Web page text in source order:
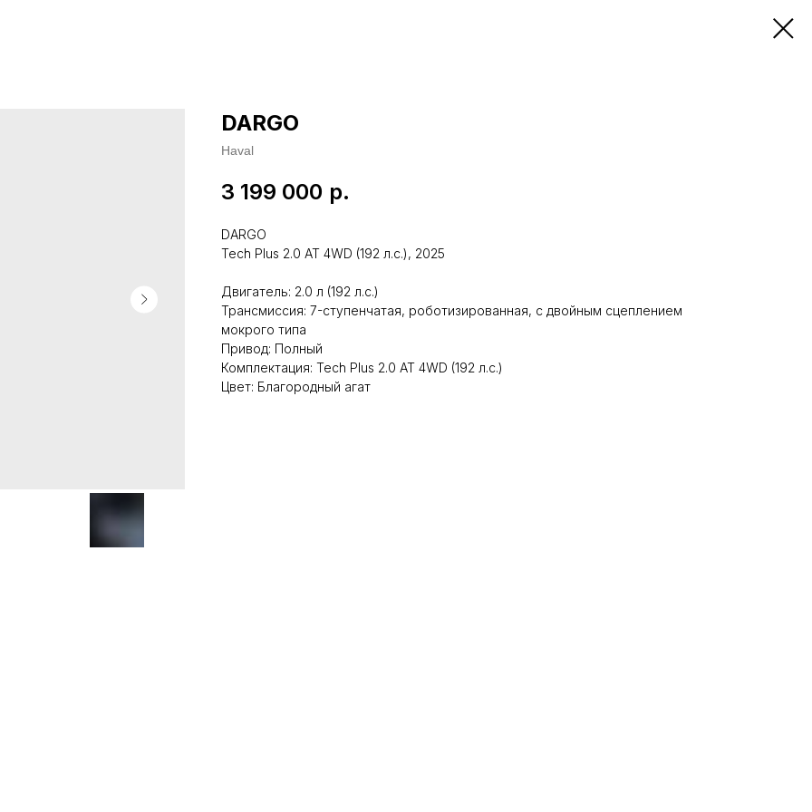
DARGO
Haval
3 199 000 р.
DARGO
Tech Plus 2.0 АТ 4WD (192 л.с.), 2025
Двигатель: 2.0 л (192 л.с.)
Трансмиссия: 7-ступенчатая, роботизированная, с двойным сцеплением
мокрого типа
Привод: Полный
Комплектация: Tech Plus 2.0 АТ 4WD (192 л.с.)
Цвет: Благородный агат